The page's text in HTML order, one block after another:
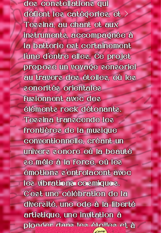
des constellations qui
défient les catégories, et
Tessina, au chant et aux
instruments, accompagnée à
la batterie est certainement
l'une d'entre elles. Ce projet
propose un voyage sensoriel
au travers des étoiles, où les
sonorités orientales
fusionnent avec des
éléments rock détonants.
Tessina transcende les
frontières de la musique
conventionnelle, créant un
univers sonore où la beauté
se mêle à la force, où les
émotions s'entrelacent avec
les vibrations cosmiques.
C’est une célébration de la
diversité, une ode à la liberté
artistique, une invitation à
plonger dans les étoiles et à